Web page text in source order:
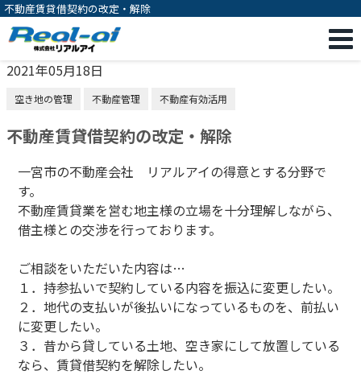
不動産賃貸借契約の改定・解除
2021年05月18日
空き地の管理 不動産管理 不動産有効活用
不動産賃貸借契約の改定・解除
一宮市の不動産会社 リアルアイの得意とする分野で
す。
不動産賃貸業を営む地主様の立場を十分理解しながら、
借主様との交渉を行っております。
ご相談をいただいた内容は…
１．持参払いで契約している内容を振込に変更したい。
２．地代の支払いが後払いになっているものを、前払い
に変更したい。
３．昔から貸している土地、空き家にして放置している
なら、賃貸借契約を解除したい。